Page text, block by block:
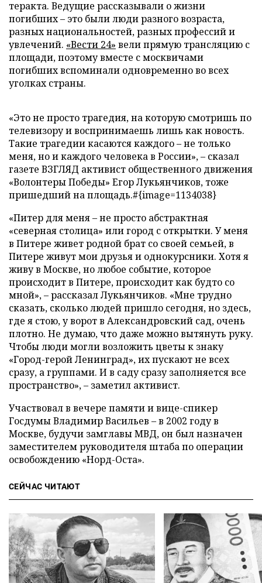
теракта. Ведущие рассказывали о жизни
погибших – это были люди разного возраста,
разных национальностей, разных профессий и
увлечений. «Вести 24» вели прямую трансляцию с
площади, поэтому вместе с москвичами
погибших вспоминали одновременно во всех
уголках страны.
«Это не просто трагедия, на которую смотришь по
телевизору и воспринимаешь лишь как новость.
Такие трагедии касаются каждого – не только
меня, но и каждого человека в России», – сказал
газете ВЗГЛЯД активист общественного движения
«Волонтеры Победы» Егор Лукьянчиков, тоже
пришедший на площадь.#{image=1134038}
«Питер для меня – не просто абстрактная
«северная столица» или город с открытки. У меня
в Питере живет родной брат со своей семьей, в
Питере живут мои друзья и однокурсники. Хотя я
живу в Москве, но любое событие, которое
происходит в Питере, происходит как будто со
мной», – рассказал Лукьянчиков. «Мне трудно
сказать, сколько людей пришло сегодня, но здесь,
где я стою, у ворот в Александровский сад, очень
плотно. Не думаю, что даже можно вытянуть руку.
Чтобы люди могли возложить цветы к знаку
«Город-герой Ленинград», их пускают не всех
сразу, а группами. И в саду сразу заполняется все
пространство», – заметил активист.
Участвовал в вечере памяти и вице-спикер
Госдумы Владимир Васильев – в 2002 году в
Москве, будучи замглавы МВД, он был назначен
заместителем руководителя штаба по операции
освобождению «Норд-Оста».
СЕЙЧАС ЧИТАЮТ